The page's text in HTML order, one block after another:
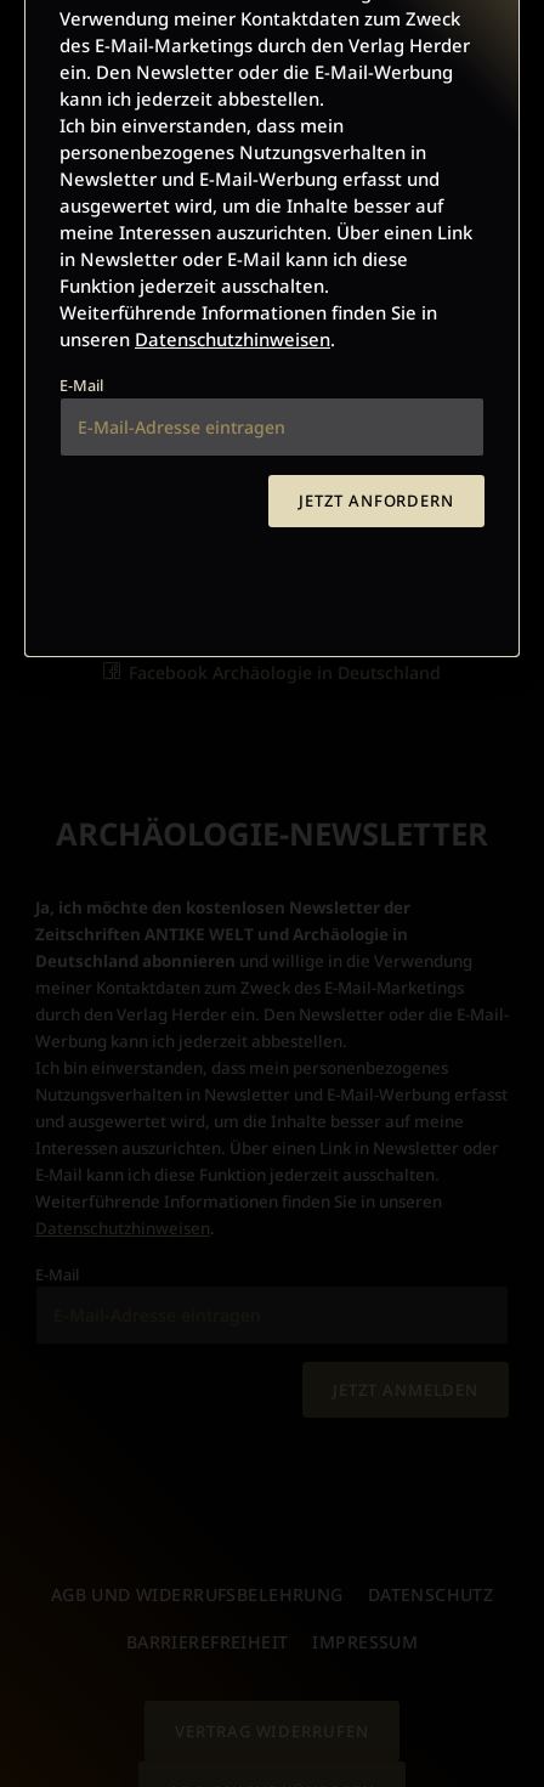
Kategorien: Online Antike Welt
Abos
Angebote: Museen online Autorinnen und Autoren
RSS-Feeds
Verlag: Media Sales Antike Welt
Geschichte & Wissen
Politik & Wirtschaft G/GESCHICHTE
+49 761 2717200
Facebook Archäologie in Deutschland
ARCHÄOLOGIE-NEWSLETTER
Ja, ich möchte den kostenlosen Newsletter der
Zeitschriften ANTIKE WELT und Archäologie in
Deutschland abonnieren und willige in die Verwendung
meiner Kontaktdaten zum Zweck des E-Mail-Marketings
durch den Verlag Herder ein. Den Newsletter oder die E-Mail-
Werbung kann ich jederzeit abbestellen.
Ich bin einverstanden, dass mein personenbezogenes
Nutzungsverhalten in Newsletter und E-Mail-Werbung erfasst
und ausgewertet wird, um die Inhalte besser auf meine
Interessen auszurichten. Über einen Link in Newsletter oder
E-Mail kann ich diese Funktion jederzeit ausschalten.
Weiterführende Informationen finden Sie in unseren
Datenschutzhinweisen.
E-Mail
JETZT ANMELDEN
AGB UND WIDERRUFSBELEHRUNG DATENSCHUTZ
BARRIEREFREIHEIT IMPRESSUM
VERTRAG WIDERRUFEN
Verwendung meiner Kontaktdaten zum Zweck
des E-Mail-Marketings durch den Verlag Herder
ein. Den Newsletter oder die E-Mail-Werbung
kann ich jederzeit abbestellen.
Ich bin einverstanden, dass mein
personenbezogenes Nutzungsverhalten in
Newsletter und E-Mail-Werbung erfasst und
ausgewertet wird, um die Inhalte besser auf
meine Interessen auszurichten. Über einen Link
in Newsletter oder E-Mail kann ich diese
Funktion jederzeit ausschalten.
Weiterführende Informationen finden Sie in
unseren Datenschutzhinweisen.
E-Mail
JETZT ANFORDERN